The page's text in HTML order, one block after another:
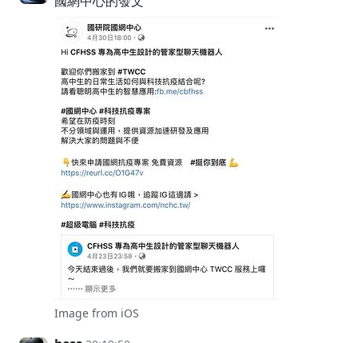
Image from iOS